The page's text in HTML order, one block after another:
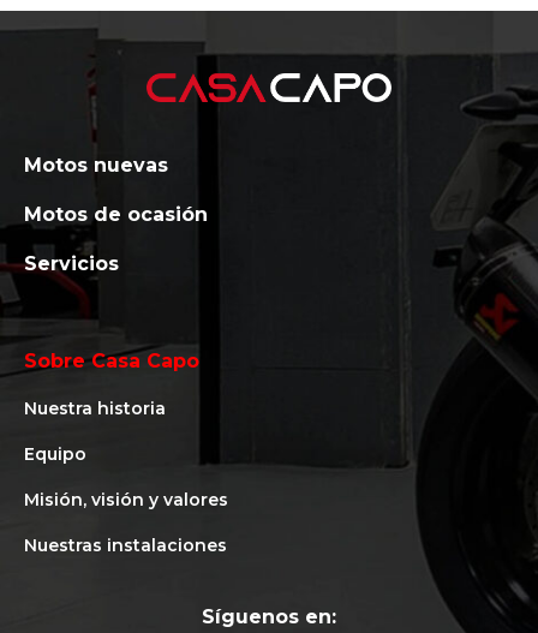
Motos nuevas
Motos de ocasión
Servicios
Sobre Casa Capo
Nuestra historia
Equipo
Misión, visión y valores
Nuestras instalaciones
Síguenos en: